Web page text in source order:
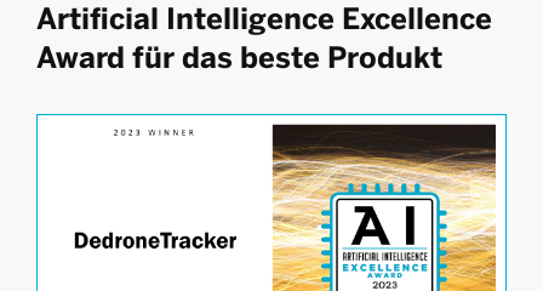
Artificial Intelligence Excellence
Award für das beste Produkt